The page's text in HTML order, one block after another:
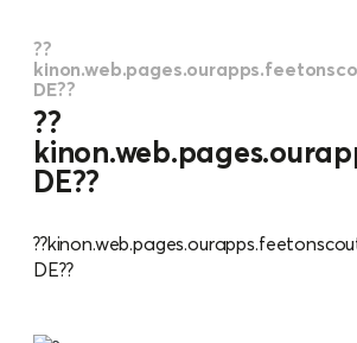
??
DE??
??
DE??
DE??